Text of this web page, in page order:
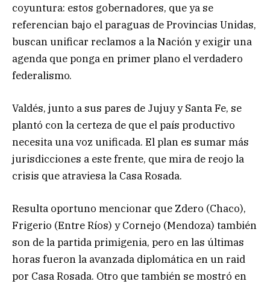
coyuntura: estos gobernadores, que ya se
referencian bajo el paraguas de Provincias Unidas,
buscan unificar reclamos a la Nación y exigir una
agenda que ponga en primer plano el verdadero
federalismo.
Valdés, junto a sus pares de Jujuy y Santa Fe, se
plantó con la certeza de que el país productivo
necesita una voz unificada. El plan es sumar más
jurisdicciones a este frente, que mira de reojo la
crisis que atraviesa la Casa Rosada.
Resulta oportuno mencionar que Zdero (Chaco),
Frigerio (Entre Ríos) y Cornejo (Mendoza) también
son de la partida primigenia, pero en las últimas
horas fueron la avanzada diplomática en un raid
por Casa Rosada. Otro que también se mostró en